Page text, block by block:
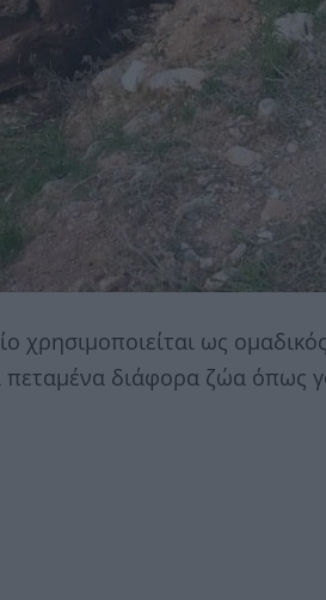
χρησιμοποιείται ως
πεταμένα διάφορα ζώα όπως